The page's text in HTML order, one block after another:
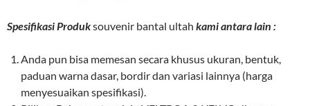
Spesifikasi Produksouvenir bantal ultah kami antara lain :
Anda pun bisa memesan secara khusus ukuran, bentuk,
paduan warna dasar, bordir dan variasi lainnya (harga
menyesuaikan spesifikasi).